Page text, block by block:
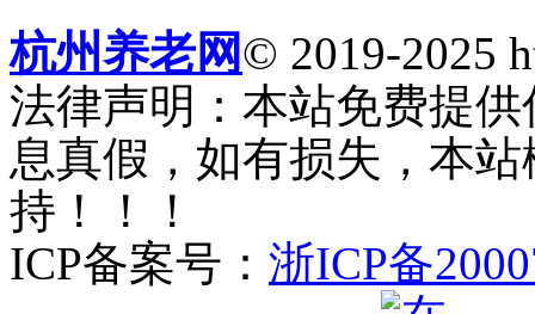
杭州养老网© 2019-2025
法律声明：本站免费提
息真假，如有损失，本
持！！！
ICP备案号： 浙ICP备